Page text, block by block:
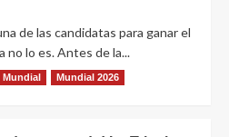
de las candidatas para ganar el
no lo es. Antes de la...
Mundial 2026